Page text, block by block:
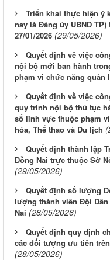
Triển khai thực hiện ý
nay là Đảng ủy UBND
27/01/2026 (29/05/2026)
Quyết định về việc
nội bộ mới ban hành
phạm vi chức năng quản
Quyết định về việc
quy trình nội bộ thủ tục
số lĩnh vực thuộc phạm
hóa, Thể thao và Du lịch
Quyết định thành lập
Đồng Nai trực thuộc Sở
(29/05/2026)
Quyết định số lượng
lượng thành viên Đội
Nai (28/05/2026)
Quyết định quy định
các đối tượng ưu tiên
(28/05/2026)